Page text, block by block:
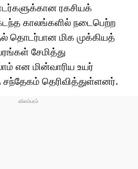
ரகசியக்
காலங்களில் நடைபெற்ற
தொடர்பான மிக முக்கியத்
சேமித்து
என மின்வாரிய உயர்
தெரிவித்துள்ளனர்.